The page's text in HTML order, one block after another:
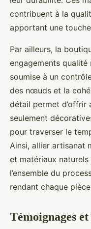
contribuent à la
apportant une
Par ailleurs, la
engagements qualité
soumise à un
des nœuds et la
détail permet d’offrir
seulement
pour traverser le
Ainsi, allier artisanat
et matériaux
l’ensemble du
rendant chaque
Témoignages